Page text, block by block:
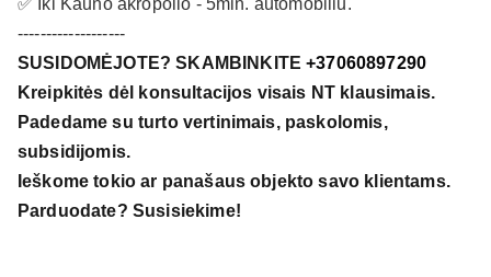
✅ Iki Kauno akropolio - 5min. automobiliu.
-------------------
SUSIDOMĖJOTE? SKAMBINKITE+37060897290
Kreipkitės dėl konsultacijos visais NT klausimais.
Padedame su turto vertinimais, paskolomis,
subsidijomis.
Ieškome tokio ar panašaus objekto savo klientams.
Parduodate? Susisiekime!